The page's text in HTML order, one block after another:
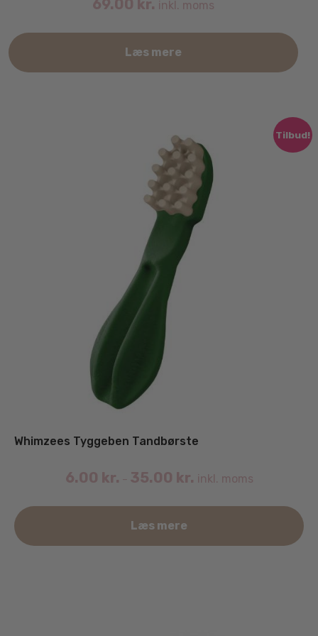
69.00 kr. inkl. moms
Læs mere
Tilbud!
Whimzees Tyggeben Tandbørste
6.00 kr. – 35.00 kr. inkl. moms
Læs mere